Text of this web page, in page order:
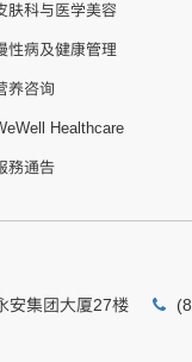
肤科与医学美容
性病及健康管理
养咨询
Healthcare
務通告
安集团大厦27楼